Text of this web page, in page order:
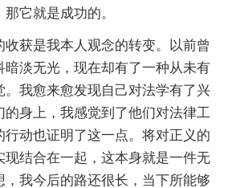
它就是成功的。
收获是我本人观念的转变。以前曾
暗淡无光，现在却有了一种从未有
。我愈来愈发现自己对法学有了兴
的身上，我感觉到了他们对法律工
行动也证明了这一点。将对正义的
现结合在一起，这本身就是一件无
，我今后的路还很长，当下所能够